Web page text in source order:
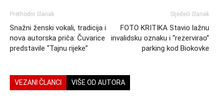
Prethodni članak
Snažni ženski vokali, tradicija i
nova autorska priča: Čuvarice
predstavile “Tajnu rijeke”
Sljedeći članak
FOTO KRITIKA Stavio lažnu
invalidsku oznaku i “rezervirao”
parking kod Biokovke
VEZANI ČLANCI VIŠE OD AUTORA